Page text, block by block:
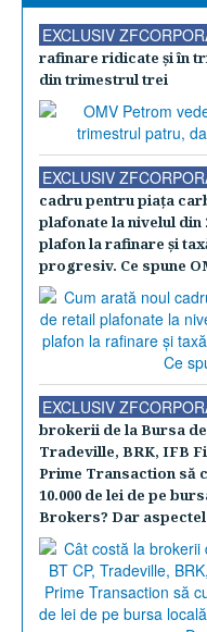
EXCLUSIV
rafinare ridicate şi în
din trimestrul trei
EXCLUSIV
cadru pentru piaţa
plafonate la nivelul din
plafon la rafinare şi
progresiv. Ce spune
EXCLUSIV
brokerii de la Bursa
Tradeville, BRK, IFB
Prime Transaction să
10.000 de lei de pe
Brokers? Dar